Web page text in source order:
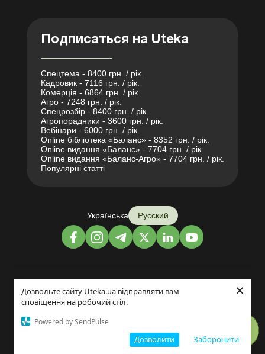
Дозвольте сайту Uteka.ua відправляти вам
сповіщення на робочий стіл.
Powered by SendPulse
Заборонити
Дозволити
×
Подписаться на Uteka
Спецтема - 8400 грн. / рік.
Кадровик - 7116 грн. / рік.
Комерція - 6864 грн. / рік.
Агро - 7248 грн. / рік.
Спецрозбір - 8400 грн. / рік.
Агропорадники - 3600 грн. / рік.
Вебінари - 6000 грн. / рік.
Online бібліотека «Баланс» - 8352 грн. / рік.
Online видання «Баланс» - 7704 грн. / рік.
Online видання «Баланс-Агро» - 7704 грн. / рік.
Популярні статті
Українська Русский
Дизайн и разработка: